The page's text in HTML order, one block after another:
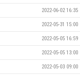
2022-06-02 16:35
2022-05-31 15:00
2022-05-05 16:59
2022-05-05 13:00
2022-05-03 09:00